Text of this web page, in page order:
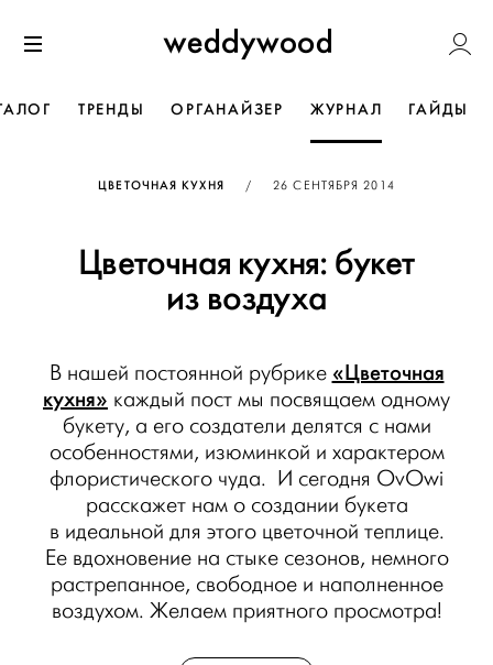
к содержанию
Weddywood
ТРЕНДЫ ОРГАНАЙЗЕР ЖУРНАЛ ГАЙДЫ
ЦВЕТОЧНАЯ КУХНЯ / ОПУБЛИКОВАНО
26 СЕНТЯБРЯ 2014
Цветочная кухня: букет
из воздуха
В нашей постоянной рубрике «Цветочная
кухня» каждый пост мы посвящаем одному
букету, а его создатели делятся с нами
особенностями, изюминкой и характером
флористического чуда. И сегодня OvOwi
расскажет нам о создании букета
в идеальной для этого цветочной теплице.
Ее вдохновение на стыке сезонов, немного
растрепанное, свободное и наполненное
воздухом. Желаем приятного просмотра!